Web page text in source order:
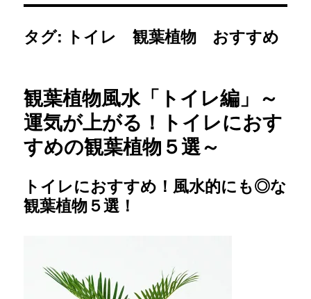
タグ: トイレ 観葉植物 おすすめ
観葉植物風水「トイレ編」～
運気が上がる！トイレにおす
すめの観葉植物５選～
トイレにおすすめ！風水的にも◎な
観葉植物５選！